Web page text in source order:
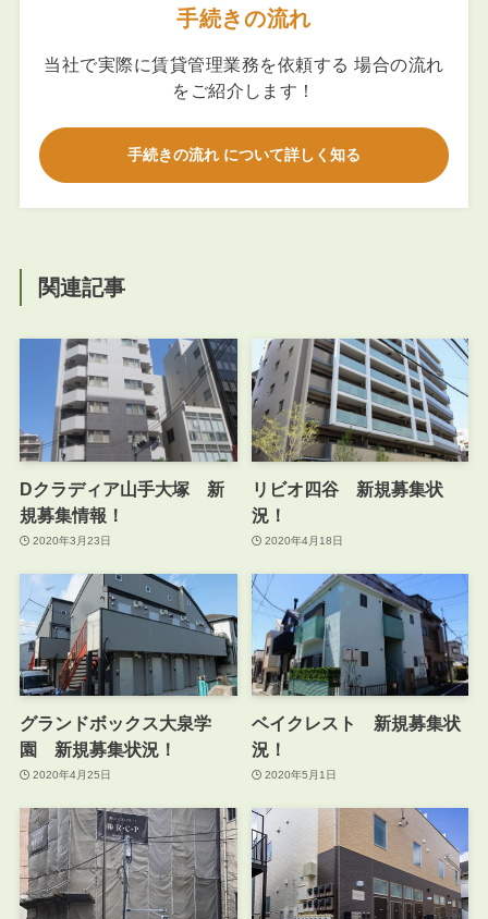
手続きの流れ
当社で実際に賃貸管理業務を依頼する 場合の流れ
をご紹介します！
手続きの流れ について詳しく知る
関連記事
Dクラディア山手大塚 新
規募集情報！
2020年3月23日
リビオ四谷 新規募集状
況！
2020年4月18日
グランドボックス大泉学
園 新規募集状況！
2020年4月25日
ベイクレスト 新規募集状
況！
2020年5月1日